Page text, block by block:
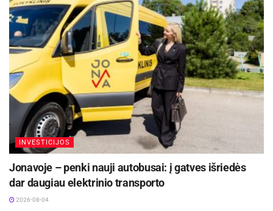
Šaltinis: Kauno miesto savivaldybė
Žymos: Kauno miesto savivaldybė
INVESTICIJOS
Jonavoje – penki nauji autobusai: į gatves išriedės
dar daugiau elektrinio transporto
2026-08-04